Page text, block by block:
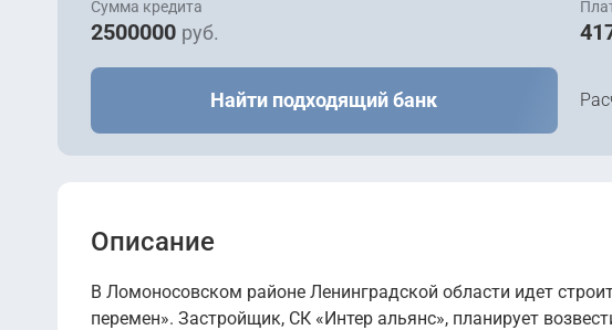
Сумма кредита
2500000 руб.
Найти подходящий банк
Описание
В Ломоносовском районе Ленинградской области идет
перемен». Застройщик, СК «Интер альянс», планирует